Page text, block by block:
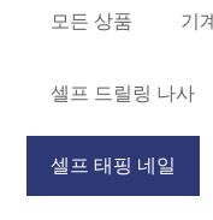
모든 상품 기
셀프 드릴링 나사
셀프 태핑 네일